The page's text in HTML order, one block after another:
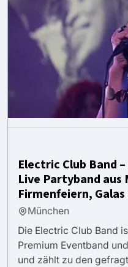
Electric Club Band
Live Partyband aus
Firmenfeiern,
München
Die Electric Club Band
Premium Eventband
und zählt zu den